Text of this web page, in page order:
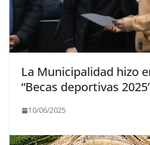
La Municipalidad hizo
“Becas deportivas
10/06/2025